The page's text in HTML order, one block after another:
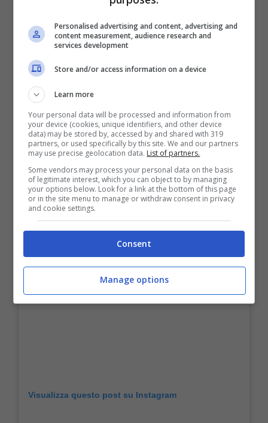
infatti una serie di incendi negli ultimi anni
a causa del rivestimento in pannelli di
alluminio, spesso riconosciuto come causa
principale della diffusione di un incendio.
Gli esperti affermano che i pannelli che
hanno preso fuoco negli Emirati Arabi Uniti
non sono progettati per soddisfare gli
standard di sicurezza più rigorosi.
Visualizza questo post su Instagram
Personalised advertising and content, advertising and
content measurement, audience research and
services development
Store and/or access information on a device
Learn more
Your personal data will be processed and information from
your device (cookies, unique identifiers, and other device
data) may be stored by, accessed by and shared with 319
partners, or used specifically by this site. We and our partners
may use precise geolocation data. List of partners.
Some vendors may process your personal data on the basis
of legitimate interest, which you can object to by managing
your options below. Look for a link at the bottom of this page
or in the site menu to manage or withdraw consent in privacy
and cookie settings.
Consent
Manage options